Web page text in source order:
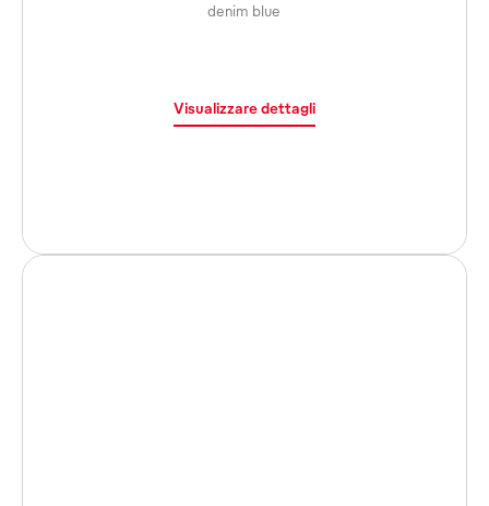
denim blue
Visualizzare dettagli